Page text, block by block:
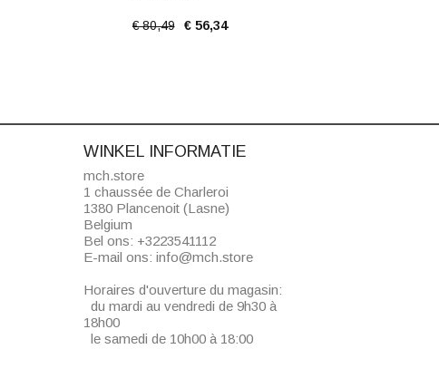
€ 80,49 € 56,34
WINKEL INFORMATIE
mch.store
1 chaussée de Charleroi
1380 Plancenoit (Lasne)
Belgium
Bel ons: +3223541112
E-mail ons: info@mch.store
Horaires d'ouverture du magasin:
du mardi au vendredi de 9h30 à
18h00
le samedi de 10h00 à 18:00